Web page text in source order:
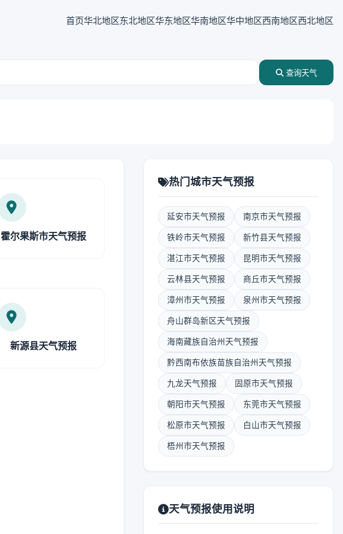
首页华北地区东北地区华东地区华南地区华中地区西南地区西北地区
查询天气
霍尔果斯市天气预报
新源县天气预报
热门城市天气预报
延安市天气预报 南京市天气预报
铁岭市天气预报 新竹县天气预报
湛江市天气预报 昆明市天气预报
云林县天气预报 商丘市天气预报
漳州市天气预报 泉州市天气预报
舟山群岛新区天气预报
海南藏族自治州天气预报
黔西南布依族苗族自治州天气预报
九龙天气预报 固原市天气预报
朝阳市天气预报 东莞市天气预报
松原市天气预报 白山市天气预报
梧州市天气预报
天气预报使用说明